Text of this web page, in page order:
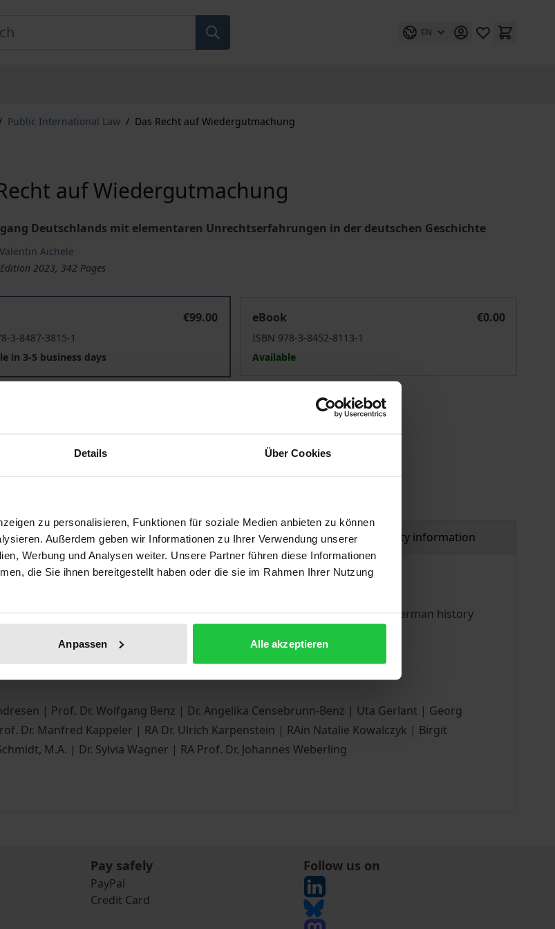
Details Über Cookies
zu personalisieren, Funktionen für soziale Medien anbieten zu können
Außerdem geben wir Informationen zu Ihrer Verwendung unserer
Werbung und Analysen weiter. Unsere Partner führen diese Informationen
die Sie ihnen bereitgestellt haben oder die sie im Rahmen Ihrer Nutzung
Anpassen Alle akzeptieren
EN
Public International Law / Das Recht auf Wiedergutmachung
auf Wiedergutmachung
Deutschlands mit elementaren Unrechtserfahrungen in der deutschen Geschichte
Valentin Aichele
2023, 342 Pages
€99.00
3-8487-3815-1
in 3-5 business days
eBook
€0.00
ISBN 978-3-8452-8113-1
Available
VAT. Depending on the delivery address, VAT may vary at checkout.
Reviews Additional material Product safety information
is human rights themselves that demand redress and reparation.
of elementary injustice. The volume examines exemplary events in German history
all ask the indemnity question.
How did the German state deal with it? What do the injured say?
| Prof. Dr. Wolfgang Benz | Dr. Angelika Censebrunn-Benz | Uta Gerlant | Georg
Dr. Manfred Kappeler | RA Dr. Ulrich Karpenstein | RAin Natalie Kowalczyk | Birgit
M.A. | Dr. Sylvia Wagner | RA Prof. Dr. Johannes Weberling
Pay safely
PayPal
Credit Card
Follow us on